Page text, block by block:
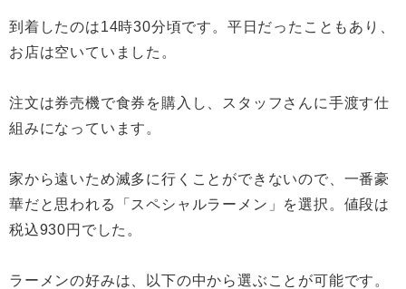
到着したのは14時30分頃です。平日だったこともあり、
お店は空いていました。
注文は券売機で食券を購入し、スタッフさんに手渡す仕
組みになっています。
家から遠いため滅多に行くことができないので、一番豪
華だと思われる「スペシャルラーメン」を選択。値段は
税込930円でした。
ラーメンの好みは、以下の中から選ぶことが可能です。